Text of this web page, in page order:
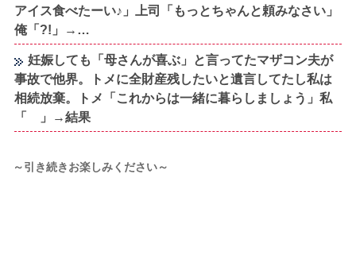
アイス食べたーい♪」上司「もっとちゃんと頼みなさい」
俺「?!」→…
妊娠しても「母さんが喜ぶ」と言ってたマザコン夫が
事故で他界。トメに全財産残したいと遺言してたし私は
相続放棄。トメ「これからは一緒に暮らしましょう」私
「 」→結果
～引き続きお楽しみください～